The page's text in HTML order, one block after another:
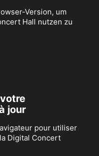
Version, um
Hall nutzen zu
jour
pour utiliser
Digital Concert